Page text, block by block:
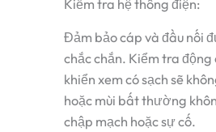
Kiểm tra hệ thống điện:
Đảm bảo cáp và đầu nối
chắc chắn. Kiểm tra động
khiển xem có sạch sẽ
hoặc mùi bất thường
chập mạch hoặc sự cố.